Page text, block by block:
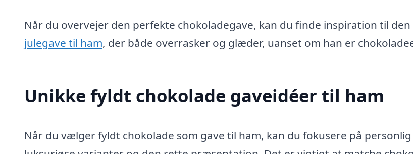
Når du overvejer den perfekte chokoladegave, kan du finde inspiration til den
julegave til ham, der både overrasker og glæder, uanset om han er
Unikke fyldt chokolade gaveidéer til ham
Når du vælger fyldt chokolade som gave til ham, kan du fokusere på